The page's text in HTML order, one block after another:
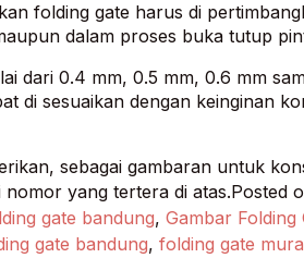
folding gate harus di
dalam proses buka tutup
dari 0.4 mm, 0.5 mm, 0.6 mm
di sesuaikan dengan keinginan
sebagai gambaran untuk
yang tertera di atas.Posted
gate bandung, Gambar Folding
gate bandung, folding gate